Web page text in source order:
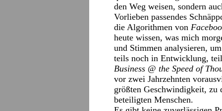
den Weg weisen, sondern
Vorlieben passendes
die Algorithmen von
heute wissen, was mich
und Stimmen analysieren,
teils noch in Entwicklung,
Business @ the Speed of
vor zwei Jahrzehnten
größten Geschwindigkeit, zu
beteiligten Menschen.